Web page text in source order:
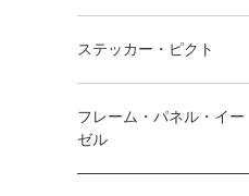
ステッカー・ピクト
フレーム・パネル・イー
ゼル